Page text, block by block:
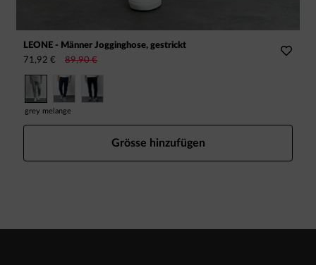
LEONE - Männer Jogginghose, gestrickt
71,92 €
89,90 €
grey melange
Grösse hinzufügen